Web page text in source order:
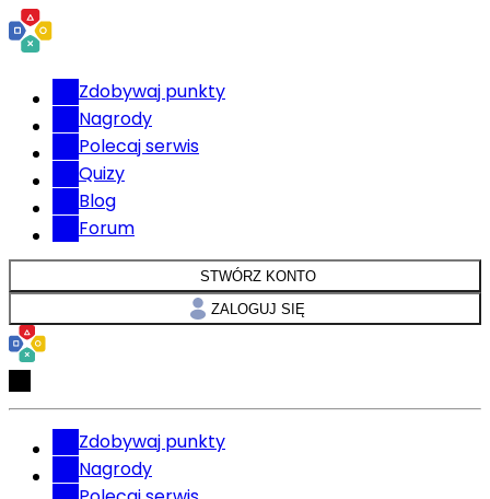
Zdobywaj punkty
Nagrody
Polecaj serwis
Quizy
Blog
Forum
STWÓRZ KONTO
ZALOGUJ SIĘ
Zdobywaj punkty
Nagrody